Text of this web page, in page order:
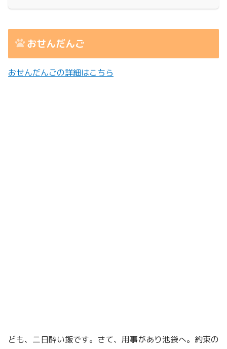
おせんだんご
おせんだんごの詳細はこちら
ども、二日酔い飯です。さて、用事があり池袋へ。約束の